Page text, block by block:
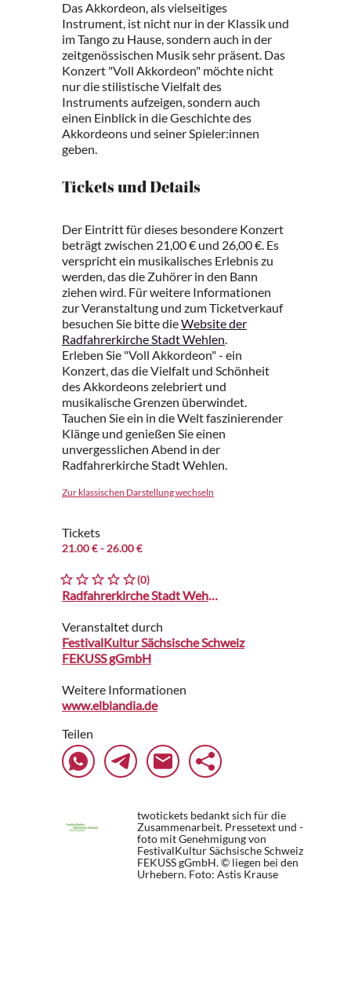
Das Akkordeon, als vielseitiges
Instrument, ist nicht nur in der Klassik und
im Tango zu Hause, sondern auch in der
zeitgenössischen Musik sehr präsent. Das
Konzert "Voll Akkordeon" möchte nicht
nur die stilistische Vielfalt des
Instruments aufzeigen, sondern auch
einen Einblick in die Geschichte des
Akkordeons und seiner Spieler:innen
geben.
Tickets und Details
Der Eintritt für dieses besondere Konzert
beträgt zwischen 21,00 € und 26,00 €. Es
verspricht ein musikalisches Erlebnis zu
werden, das die Zuhörer in den Bann
ziehen wird. Für weitere Informationen
zur Veranstaltung und zum Ticketverkauf
besuchen Sie bitte dieWebsite der
Radfahrerkirche Stadt Wehlen.
Erleben Sie "Voll Akkordeon" - ein
Konzert, das die Vielfalt und Schönheit
des Akkordeons zelebriert und
musikalische Grenzen überwindet.
Tauchen Sie ein in die Welt faszinierender
Klänge und genießen Sie einen
unvergesslichen Abend in der
Radfahrerkirche Stadt Wehlen.
Zur klassischen Darstellung wechseln
Tickets
21.00 €- 26.00 €
(0)
Radfahrerkirche Stadt Wehlen
Veranstaltet durch
FestivalKultur Sächsische Schweiz
FEKUSS gGmbH
Weitere Informationen
www.elblandia.de
Teilen
twotickets bedankt sich für die
Zusammenarbeit. Pressetext und -
foto mit Genehmigung von
FestivalKultur Sächsische Schweiz
FEKUSS gGmbH. © liegen bei den
Urhebern. Foto: Astis Krause